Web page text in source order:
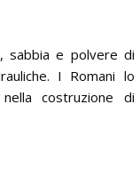
sabbia e polvere di
I Romani lo
costruzione di